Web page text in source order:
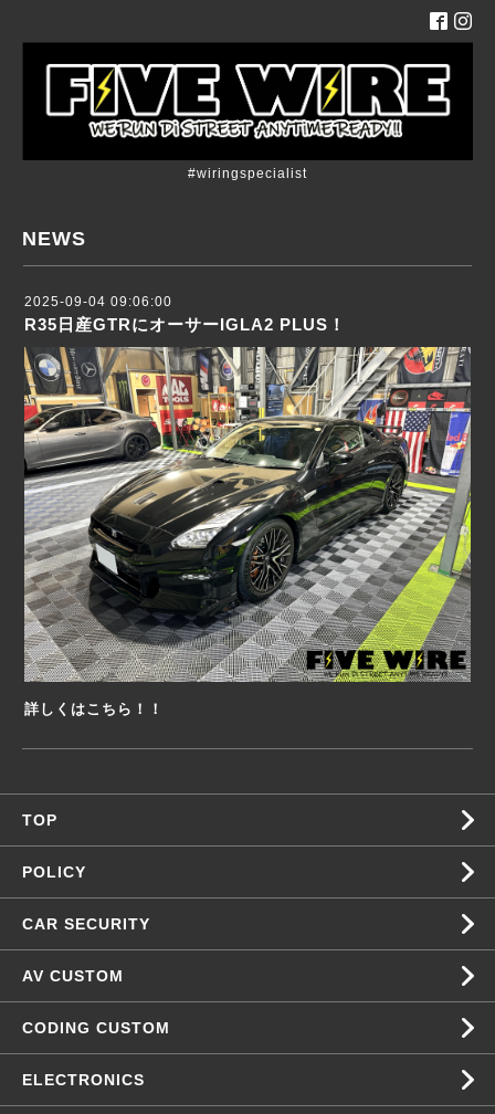
#wiringspecialist
NEWS
2025-09-04 09:06:00
R35日産GTRにオーサーIGLA2 PLUS！
詳しくはこちら！！
TOP
POLICY
CAR SECURITY
AV CUSTOM
CODING CUSTOM
ELECTRONICS